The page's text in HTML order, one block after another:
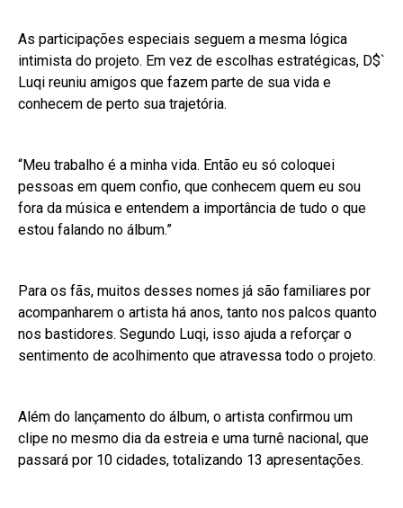
As participações especiais seguem a mesma lógica
intimista do projeto. Em vez de escolhas estratégicas, D$`
Luqi reuniu amigos que fazem parte de sua vida e
conhecem de perto sua trajetória.
“Meu trabalho é a minha vida. Então eu só coloquei
pessoas em quem confio, que conhecem quem eu sou
fora da música e entendem a importância de tudo o que
estou falando no álbum.”
Para os fãs, muitos desses nomes já são familiares por
acompanharem o artista há anos, tanto nos palcos quanto
nos bastidores. Segundo Luqi, isso ajuda a reforçar o
sentimento de acolhimento que atravessa todo o projeto.
Além do lançamento do álbum, o artista confirmou um
clipe no mesmo dia da estreia e uma turnê nacional, que
passará por 10 cidades, totalizando 13 apresentações.